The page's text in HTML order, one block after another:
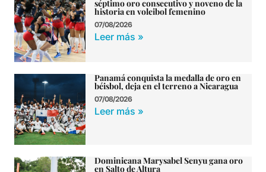
séptimo oro consecutivo y noveno de la
historia en voleibol femenino
07/08/2026
Leer más »
Panamá conquista la medalla de oro en
béisbol, deja en el terreno a Nicaragua
07/08/2026
Leer más »
Dominicana Marysabel Senyu gana oro
en Salto de Altura